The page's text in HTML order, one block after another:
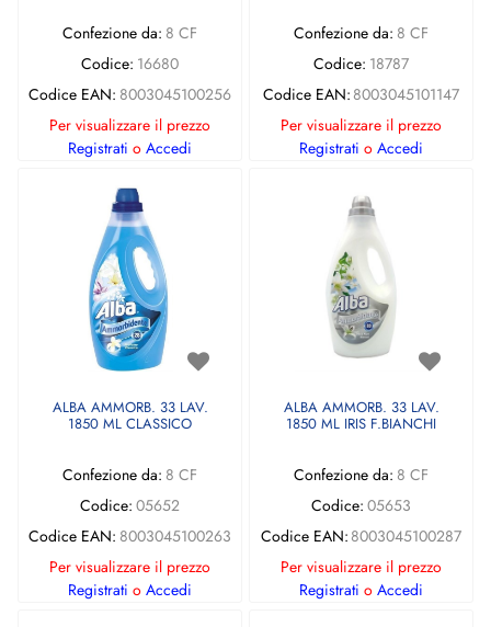
Confezione da: 8 CF
Codice: 16680
Codice EAN: 8003045100256
Per visualizzare il prezzo
Registrati o Accedi
Confezione da: 8 CF
Codice: 18787
Codice EAN: 8003045101147
Per visualizzare il prezzo
Registrati o Accedi
ALBA AMMORB. 33 LAV.
1850 ML CLASSICO
Confezione da: 8 CF
Codice: 05652
Codice EAN: 8003045100263
Per visualizzare il prezzo
Registrati o Accedi
ALBA AMMORB. 33 LAV.
1850 ML IRIS F.BIANCHI
Confezione da: 8 CF
Codice: 05653
Codice EAN: 8003045100287
Per visualizzare il prezzo
Registrati o Accedi